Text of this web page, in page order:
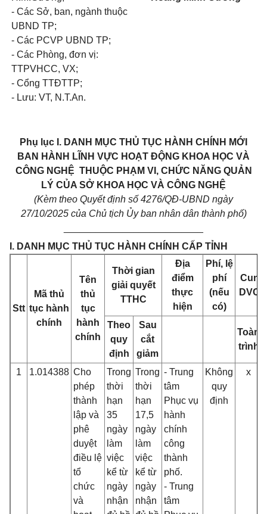
- Các Sở, ban, ngành thuộc
UBND TP;
- Các PCVP UBND TP;
- Các Phòng, đơn vị:
TTPVHCC, VX;
- Cổng TTĐTTP;
- Lưu: VT, N.T.An.
Phụ lục I. DANH MỤC THỦ TỤC HÀNH CHÍNH MỚI
BAN HÀNH LĨNH VỰC HOẠT ĐỘNG KHOA HỌC VÀ
CÔNG NGHỆ THUỘC PHẠM VI, CHỨC NĂNG QUẢN
LÝ CỦA SỞ KHOA HỌC VÀ CÔNG NGHỆ
(Kèm theo Quyết định số 4276/QĐ-UBND ngày
27/10/2025 của Chủ tịch Ủy ban nhân dân thành phố)
I. DANH MỤC THỦ TỤC HÀNH CHÍNH CẤP TỈNH
Stt
Mã thủ
tục hành
chính
Tên
thủ
tục
hành
chính
Thời gian
giải quyết
TTHC
Địa
điểm
thực
hiện
Phí, lệ
phí
(nếu
có)
Cung
Theo
quy
định
Sau
cắt
giảm
Toàn
trình
1 1.014388 Cho
phép
thành
lập và
phê
duyệt
điều lệ
tổ
chức
và
Trong
thời
hạn
35
ngày
làm
việc
kể từ
ngày
nhận
Trong
thời
hạn
17,5
ngày
làm
việc
kể từ
ngày
nhận
- Trung
tâm
Phục vụ
hành
chính
công
thành
phố.
- Trung
tâm
Không
quy
định
x